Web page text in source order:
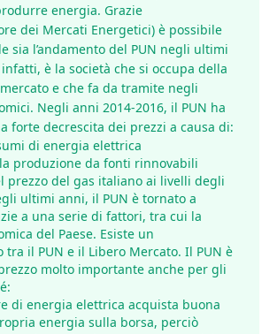
energia. Grazie
dei Mercati Energetici) è possibile
sia l’andamento del PUN negli ultimi
è la società che si occupa della
e che fa da tramite negli
Negli anni 2014-2016, il PUN ha
forte decrescita dei prezzi a causa di:
di energia elettrica
produzione da fonti rinnovabili
prezzo del gas italiano ai livelli degli
ultimi anni, il PUN è tornato a
a una serie di fattori, tra cui la
del Paese. Esiste un
tra il PUN e il Libero Mercato. Il PUN è
molto importante anche per gli
di energia elettrica acquista buona
energia sulla borsa, perciò